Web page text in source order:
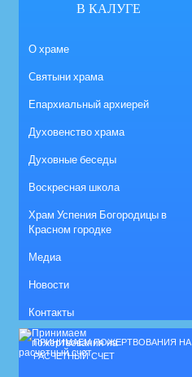
В КАЛУГЕ
О храме
Святыни храма
Епархиальный архиерей
Духовенство храма
Духовные беседы
Воскресная школа
Храм Успения Богородицы в
Красном городке
Медиа
Новости
Контакты
ПРИНИМАЕМ ПОЖЕРТВОВАНИЯ НА
РАСЧЕТНЫЙ СЧЕТ